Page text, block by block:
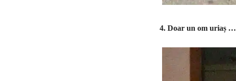
4. Doar un om uriaș …